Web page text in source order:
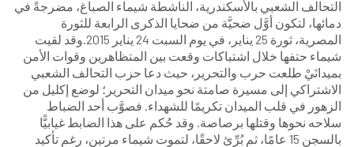
التحالف الشعبي بالأسكندرية، الناشطة شيماء الصباغ، مضرجةً في
دمائها، لتكون أوَّل ضحيَّة من ضحايا الذكرى الرابعة للثورة
المصرية، ثورة 25 يناير، في يوم السبت 24 يناير 2015.وقد لقيت
شيماء حتفها خلال اشتباكات وقعت بين المتظاهرين وقوات الأمن
بميدانَيْ طلعت حرب والتحرير، حيث دعا حزب التحالف الشعبي
الاشتراكي إلى مسيرة صامتة نحو ميدان التحرير؛ لوضع إكليل من
الزهور في قلب الميدان تكريمًا للشهداء. فصوَّب أحد الضباط
سلاحه نحوها وقتلها برصاصة. وقد حُكم على هذا الضابط غيابيًّا
بالسجن 15 عامًا، ثم بُرِّئ لاحقًا، لتموت شيماء مرتين، رغم تأكيد